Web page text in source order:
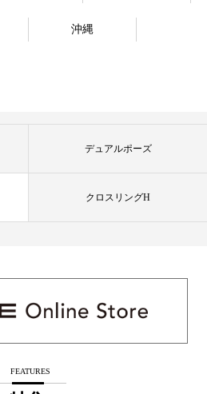
沖縄
デュアルポーズ
クロスリングH
FEATURES